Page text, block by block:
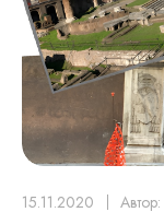
15.11.2020 Автор: